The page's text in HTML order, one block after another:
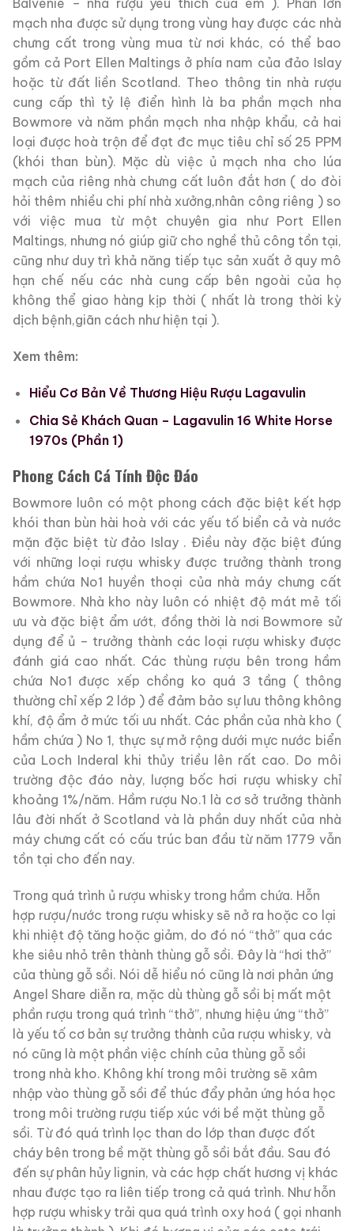
Balvenie – nhà rượu yêu thích của em ). Phần lớn
mạch nha được sử dụng trong vùng hay được các nhà
chưng cất trong vùng mua từ nơi khác, có thể bao
gồm cả Port Ellen Maltings ở phía nam của đảo Islay
hoặc từ đất liền Scotland. Theo thông tin nhà rượu
cung cấp thì tỷ lệ điển hình là ba phần mạch nha
Bowmore và năm phần mạch nha nhập khẩu, cả hai
loại được hoà trộn để đạt đc mục tiêu chỉ số 25 PPM
(khói than bùn). Mặc dù việc ủ mạch nha cho lúa
mạch của riêng nhà chưng cất luôn đắt hơn ( do đòi
hỏi thêm nhiều chi phí nhà xưởng,nhân công riêng ) so
với việc mua từ một chuyên gia như Port Ellen
Maltings, nhưng nó giúp giữ cho nghề thủ công tồn tại,
cũng như duy trì khả năng tiếp tục sản xuất ở quy mô
hạn chế nếu các nhà cung cấp bên ngoài của họ
không thể giao hàng kịp thời ( nhất là trong thời kỳ
dịch bệnh,giãn cách như hiện tại ).
Xem thêm:
Hiểu Cơ Bản Về Thương Hiệu Rượu Lagavulin
Chia Sẻ Khách Quan – Lagavulin 16 White Horse
1970s (Phần 1)
Phong Cách Cá Tính Độc Đáo
Bowmore luôn có một phong cách đặc biệt kết hợp
khói than bùn hài hoà với các yếu tố biển cả và nước
mặn đặc biệt từ đảo Islay . Điều này đặc biệt đúng
với những loại rượu whisky được trưởng thành trong
hầm chứa No1 huyền thoại của nhà máy chưng cất
Bowmore. Nhà kho này luôn có nhiệt độ mát mẻ tối
ưu và đặc biệt ẩm ướt, đồng thời là nơi Bowmore sử
dụng để ủ – trưởng thành các loại rượu whisky được
đánh giá cao nhất. Các thùng rượu bên trong hầm
chứa No1 được xếp chồng ko quá 3 tầng ( thông
thường chỉ xếp 2 lớp ) để đảm bảo sự lưu thông không
khí, độ ẩm ở mức tối ưu nhất. Các phần của nhà kho (
hầm chứa ) No 1, thực sự mở rộng dưới mực nước biển
của Loch Inderal khi thủy triều lên rất cao. Do môi
trường độc đáo này, lượng bốc hơi rượu whisky chỉ
khoảng 1%/năm. Hầm rượu No.1 là cơ sở trưởng thành
lâu đời nhất ở Scotland và là phần duy nhất của nhà
máy chưng cất có cấu trúc ban đầu từ năm 1779 vẫn
tồn tại cho đến nay.
Trong quá trình ủ rượu whisky trong hầm chứa. Hỗn
hợp rượu/nước trong rượu whisky sẽ nở ra hoặc co lại
khi nhiệt độ tăng hoặc giảm, do đó nó “thở” qua các
khe siêu nhỏ trên thành thùng gỗ sồi. Đây là “hơi thở”
của thùng gỗ sồi. Nói dễ hiểu nó cũng là nơi phản ứng
Angel Share diễn ra, mặc dù thùng gỗ sồi bị mất một
phần rượu trong quá trình “thở”, nhưng hiệu ứng “thở”
là yếu tố cơ bản sự trưởng thành của rượu whisky, và
nó cũng là một phần việc chính của thùng gỗ sồi
trong nhà kho. Không khí trong môi trường sẽ xâm
nhập vào thùng gỗ sồi để thúc đẩy phản ứng hóa học
trong môi trường rượu tiếp xúc với bề mặt thùng gỗ
sồi. Từ đó quá trình lọc than do lớp than được đốt
cháy bên trong bề mặt thùng gỗ sồi bắt đầu. Sau đó
đến sự phân hủy lignin, và các hợp chất hương vị khác
nhau được tạo ra liên tiếp trong cả quá trình. Như hỗn
hợp rượu whisky trải qua quá trình oxy hoá ( gọi nhanh